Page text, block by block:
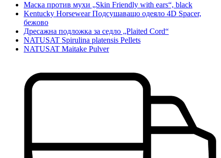
Маска против мухи „Skin Friendly with ears“, black
Kentucky Horsewear Подсушаващо одеяло 4D Spacer,
бежово
Дресажна подложка за седло „Plaited Cord“
NATUSAT Spirulina platensis Pellets
NATUSAT Maitake Pulver